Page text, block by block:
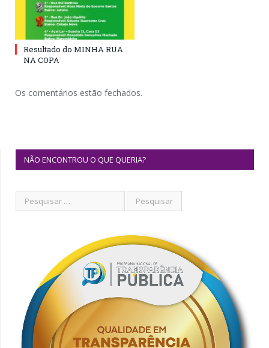
Resultado do MINHA RUA
NA COPA
Os comentários estão fechados.
NÃO ENCONTROU O QUE QUERIA?